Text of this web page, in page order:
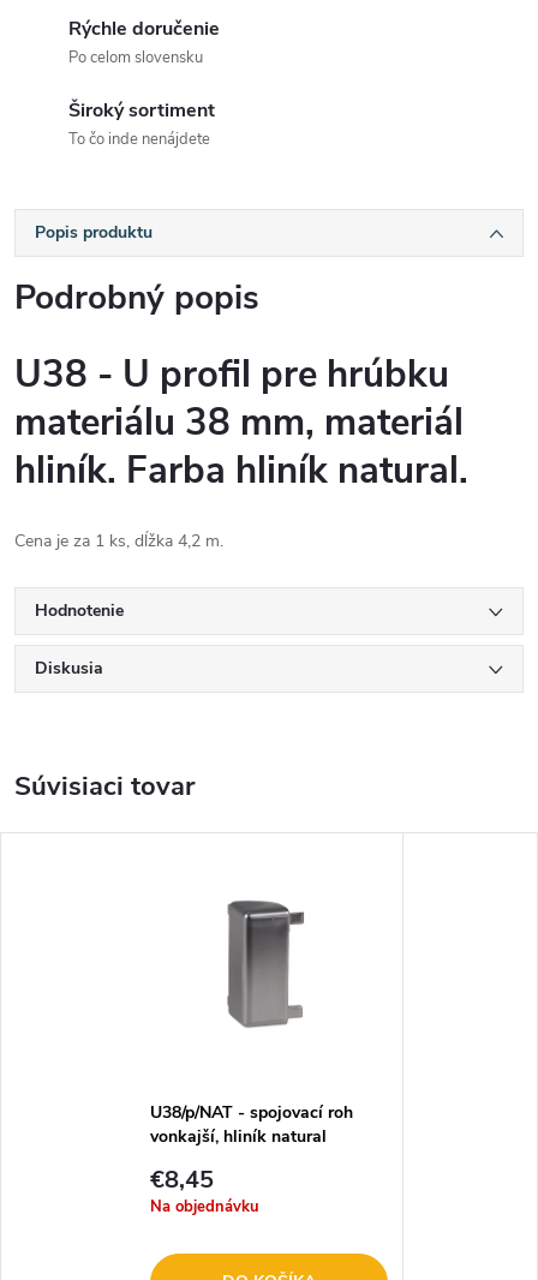
Rýchle doručenie
Po celom slovensku
Široký sortiment
To čo inde nenájdete
Popis produktu
Podrobný popis
U38 - U profil pre hrúbku
materiálu 38 mm, materiál
hliník. Farba hliník natural.
Cena je za 1 ks, dĺžka 4,2 m.
Hodnotenie
Diskusia
Súvisiaci tovar
U38/p/NAT - spojovací roh
vonkajší, hliník natural
€8,45
Na objednávku